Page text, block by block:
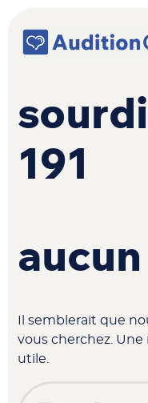
191
Il semblerait que
vous cherchez.
utile.